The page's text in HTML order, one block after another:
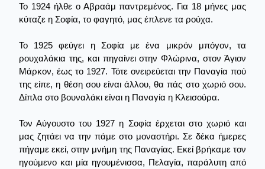
Το 1924 ήλθε ο Αβραάμ παντρεμένος. Για 18 μήνες μας
κύταζε η Σοφία, το φαγητό, μας έπλενε τα ρούχα.
Το 1925 φεύγει η Σοφία με ένα μικρόν μπόγον, τα
ρουχαλάκια της, και πηγαίνει στην Φλώρινα, στον Άγιον
Μάρκον, έως το 1927. Τότε ονειρεύεται την Παναγία πού
της είπε, η θέση σου είναι άλλου, θα πάς στο χωριό σου.
Δίπλα στο βουναλάκι είναι η Παναγία η Κλεισούρα.
Τον Αύγουστο του 1927 η Σοφία έρχεται στο χωριό και
μας ζητάει να την πάμε στο μοναστήρι. Σε δέκα ήμερες
πήγαμε εκεί, στην μνήμη της Παναγίας. Εκεί βρήκαμε τον
ηγούμενο και μία ηγουμένισσα, Πελαγία, παράλυτη από